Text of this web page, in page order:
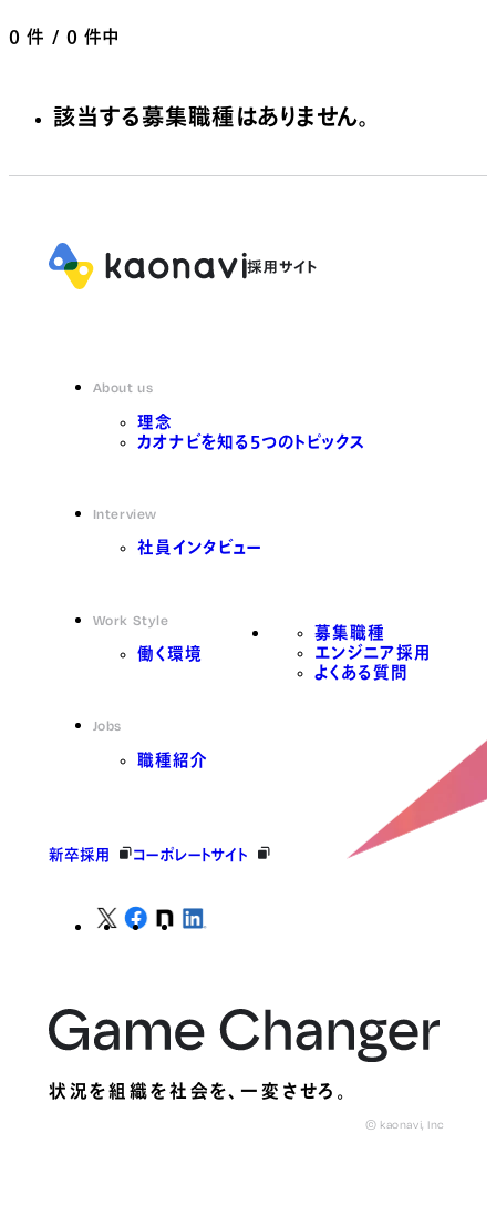
0 件 / 0 件中
該当する募集職種はありません。
About us
理念
カオナビを知る5つのトピックス
Interview
社員インタビュー
Work Style
働く環境
Jobs
職種紹介
募集職種
エンジニア採用
よくある質問
新卒採用 コーポレートサイト
状況を組織を社会を、一変させろ。
© kaonavi, Inc